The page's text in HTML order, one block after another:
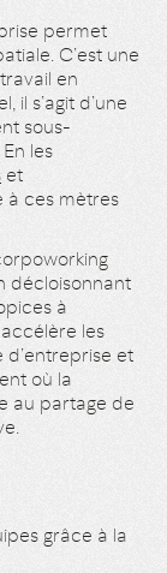
permet
C’est une
en
il s’agit d’une
sous-
les
et
à ces mètres
décloisonnant
à
accélère les
et
où la
au partage de
grâce à la